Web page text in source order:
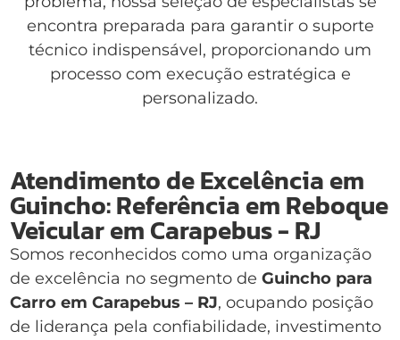
encontra preparada para garantir o suporte
técnico indispensável, proporcionando um
processo com execução estratégica e
personalizado.
Atendimento de Excelência em
Guincho: Referência em Reboque
Veicular em Carapebus - RJ
Somos reconhecidos como uma organização
de excelência no segmento de Guincho para
Carro em Carapebus – RJ, ocupando posição
de liderança pela confiabilidade, investimento